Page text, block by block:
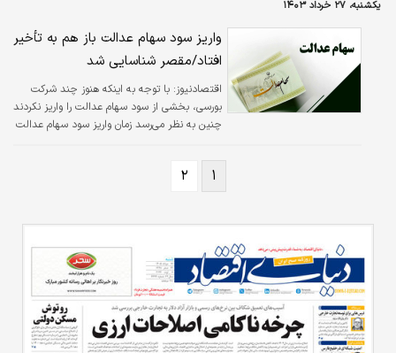
یکشنبه، ۲۷ خرداد ۱۴۰۳
واریز سود سهام عدالت باز هم به تأخیر
افتاد/مقصر شناسایی شد
اقتصادنیوز: با توجه به اینکه هنوز چند شرکت
بورسی، بخشی از سود سهام عدالت را واریز نکردند
چنین به نظر می‌رسد زمان واریز سود سهام عدالت
۱ ۲